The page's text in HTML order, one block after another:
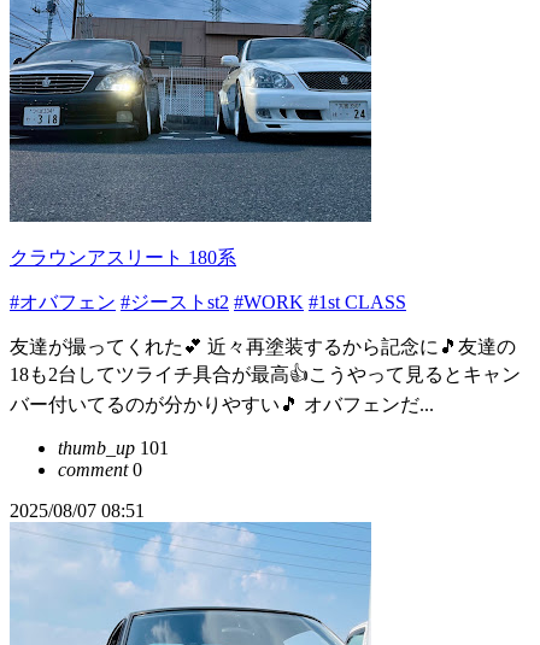
クラウンアスリート 180系
#オバフェン #ジーストst2 #WORK #1st CLASS
友達が撮ってくれた💕 近々再塗装するから記念に🎵友達の
18も2台してツライチ具合が最高👍こうやって見るとキャン
バー付いてるのが分かりやすい🎵 オバフェンだ...
thumb_up 101
comment0
2025/08/07 08:51